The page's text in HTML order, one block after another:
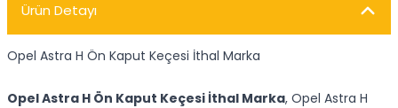
Ürün Detayı
Opel Astra H Ön Kaput Keçesi İthal Marka
Opel Astra H Ön Kaput Keçesi İthal Marka, Opel Astra H